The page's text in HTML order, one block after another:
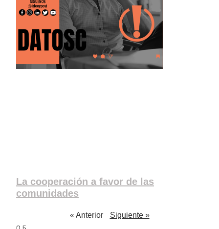
La cooperación a favor de las
comunidades
« Anterior Siguiente »